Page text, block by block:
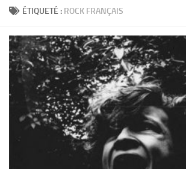
ÉTIQUETÉ : ROCK FRANÇAIS